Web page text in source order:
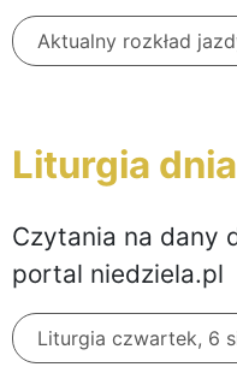
Aktualny rozkład
Liturgia dnia
Czytania na dany
portal niedziela.pl
Liturgia czwartek, 6